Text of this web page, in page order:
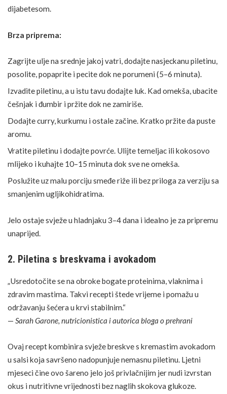
dijabetesom.
Brza priprema:
Zagrijte ulje na srednje jakoj vatri, dodajte nasjeckanu piletinu,
posolite, popaprite i pecite dok ne porumeni (5–6 minuta).
Izvadite piletinu, a u istu tavu dodajte luk. Kad omekša, ubacite
češnjak i đumbir i pržite dok ne zamiriše.
Dodajte curry, kurkumu i ostale začine. Kratko pržite da puste
aromu.
Vratite piletinu i dodajte povrće. Ulijte temeljac ili kokosovo
mlijeko i kuhajte 10–15 minuta dok sve ne omekša.
Poslužite uz malu porciju smeđe riže ili bez priloga za verziju sa
smanjenim ugljikohidratima.
Jelo ostaje svježe u hladnjaku 3–4 dana i idealno je za pripremu
unaprijed.
2. Piletina s breskvama i avokadom
„Usredotočite se na obroke bogate proteinima, vlaknima i
zdravim mastima. Takvi recepti štede vrijeme i pomažu u
održavanju šećera u krvi stabilnim.“
— Sarah Garone, nutricionistica i autorica bloga o prehrani
Ovaj recept kombinira svježe breskve s kremastim avokadom
u salsi koja savršeno nadopunjuje nemasnu piletinu. Ljetni
mjeseci čine ovo šareno jelo još privlačnijim jer nudi izvrstan
okus i nutritivne vrijednosti bez naglih skokova glukoze.